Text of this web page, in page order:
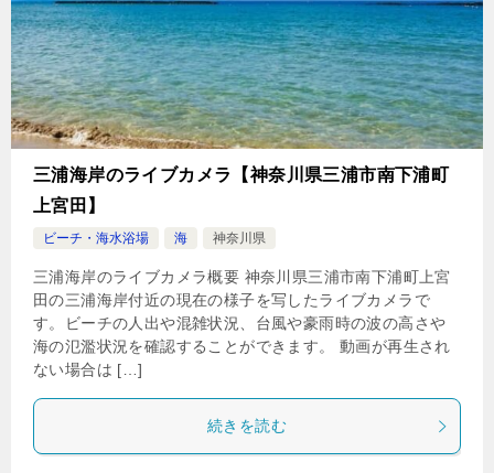
三浦海岸のライブカメラ【神奈川県三浦市南下浦町
上宮田】
ビーチ・海水浴場 海 神奈川県
三浦海岸のライブカメラ概要 神奈川県三浦市南下浦町上宮
田の三浦海岸付近の現在の様子を写したライブカメラで
す。ビーチの人出や混雑状況、台風や豪雨時の波の高さや
海の氾濫状況を確認することができます。 動画が再生され
ない場合は […]
続きを読む